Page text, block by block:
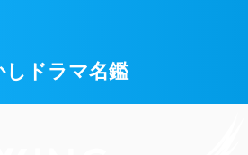
しドラマ名鑑